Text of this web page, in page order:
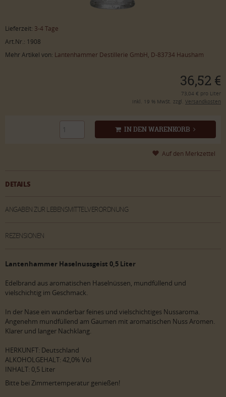
Lieferzeit: 3-4 Tage
Art.Nr.: 1908
Mehr Artikel von: Lantenhammer Destillerie GmbH, D-83734 Hausham
36,52 €
73,04 € pro Liter
inkl. 19 % MwSt. zzgl. Versandkosten
IN DEN WARENKORB
DETAILS
ANGABEN ZUR LEBENSMITTELVERORDNUNG
REZENSIONEN
Lantenhammer Haselnussgeist 0,5 Liter
Edelbrand aus aromatischen Haselnüssen, mundfüllend und
vielschichtig im Geschmack.
In der Nase ein wunderbar feines und vielschichtiges Nussaroma.
Angenehm mundfüllend am Gaumen mit aromatischen Nuss Aromen.
Klarer und langer Nachklang.
HERKUNFT: Deutschland
ALKOHOLGEHALT: 42,0% Vol
INHALT: 0,5 Liter
Bitte bei Zimmertemperatur genießen!